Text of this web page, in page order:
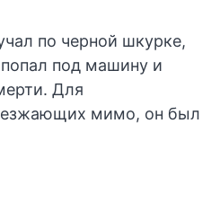
по черной шкурке,
под машину и
Для
мимо, он был